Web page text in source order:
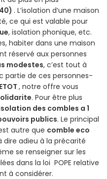
. L’isolation d’une maison
ce qui est valable pour
, isolation phonique, etc.
habiter dans une maison
réservé aux personnes
modestes, c’est tout à
partie de ces personnes-
, notre offre vous
. Pour être plus
des combles a 1
publics. Le principal
autre que comble eco
dire adieu à la précarité
se renseigner sur les
dans la loi POPE relative
à considérer.